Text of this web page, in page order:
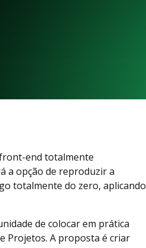
end totalmente
a opção de reproduzir a
totalmente do zero, aplicando
de colocar em prática
Projetos. A proposta é criar